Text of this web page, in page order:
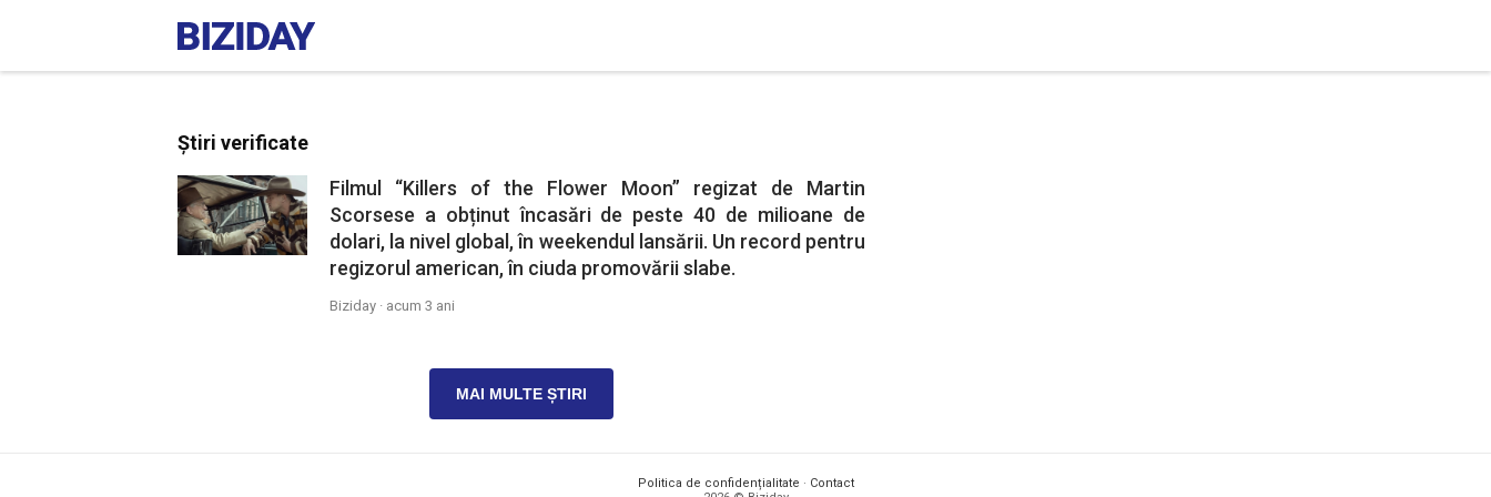
Știri verificate
Filmul “Killers of the Flower Moon” regizat de Martin
Scorsese a obținut încasări de peste 40 de milioane de
dolari, la nivel global, în weekendul lansării. Un record pentru
regizorul american, în ciuda promovării slabe.
Biziday · acum 3 ani
MAI MULTE ȘTIRI
Politica de confidențialitate · Contact